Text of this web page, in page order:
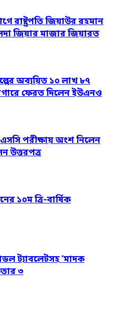
রাষ্ট্রপতি জিয়াউর রহমান
জিয়ার মাজার জিয়ারত
অব্যয়িত ১০ লাখ ৮৭
ফেরত দিলেন ইউএনও
পরীক্ষায় অংশ নিলেন
উত্তরপত্র
১০ম ত্রি-বার্ষিক
ট্যাবলেটসহ ‘মাদক
৩